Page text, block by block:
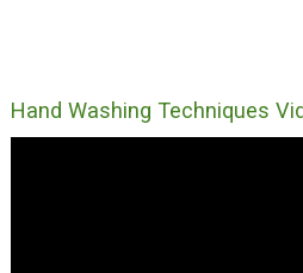
Hand Washing Techniques